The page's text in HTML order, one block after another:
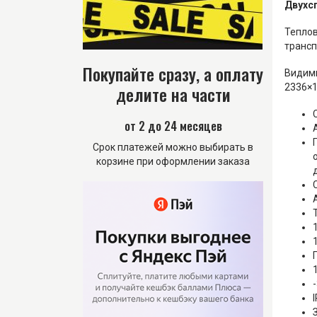
Покупайте сразу, а оплату
делите на части
от 2 до 24 месяцев
Срок платежей можно выбирать в
корзине при оформлении заказа